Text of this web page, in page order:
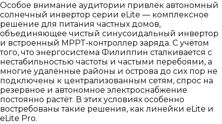
Особое внимание аудитории привлёк автономный
солнечный инвертор серии eLite — комплексное
решение для питания частных домов,
объединяющее чистый синусоидальный инвертор
и встроенный MPPT‑контроллер заряда. С учётом
того, что энергосистема Филиппин сталкивается с
нестабильностью частоты и частыми перебоями, а
многие удалённые районы и острова до сих пор не
подключены к централизованным сетям, спрос на
резервное и автономное электроснабжение
постоянно растёт. В этих условиях особенно
востребованы такие решения, как линейки eLite и
eLite Pro.